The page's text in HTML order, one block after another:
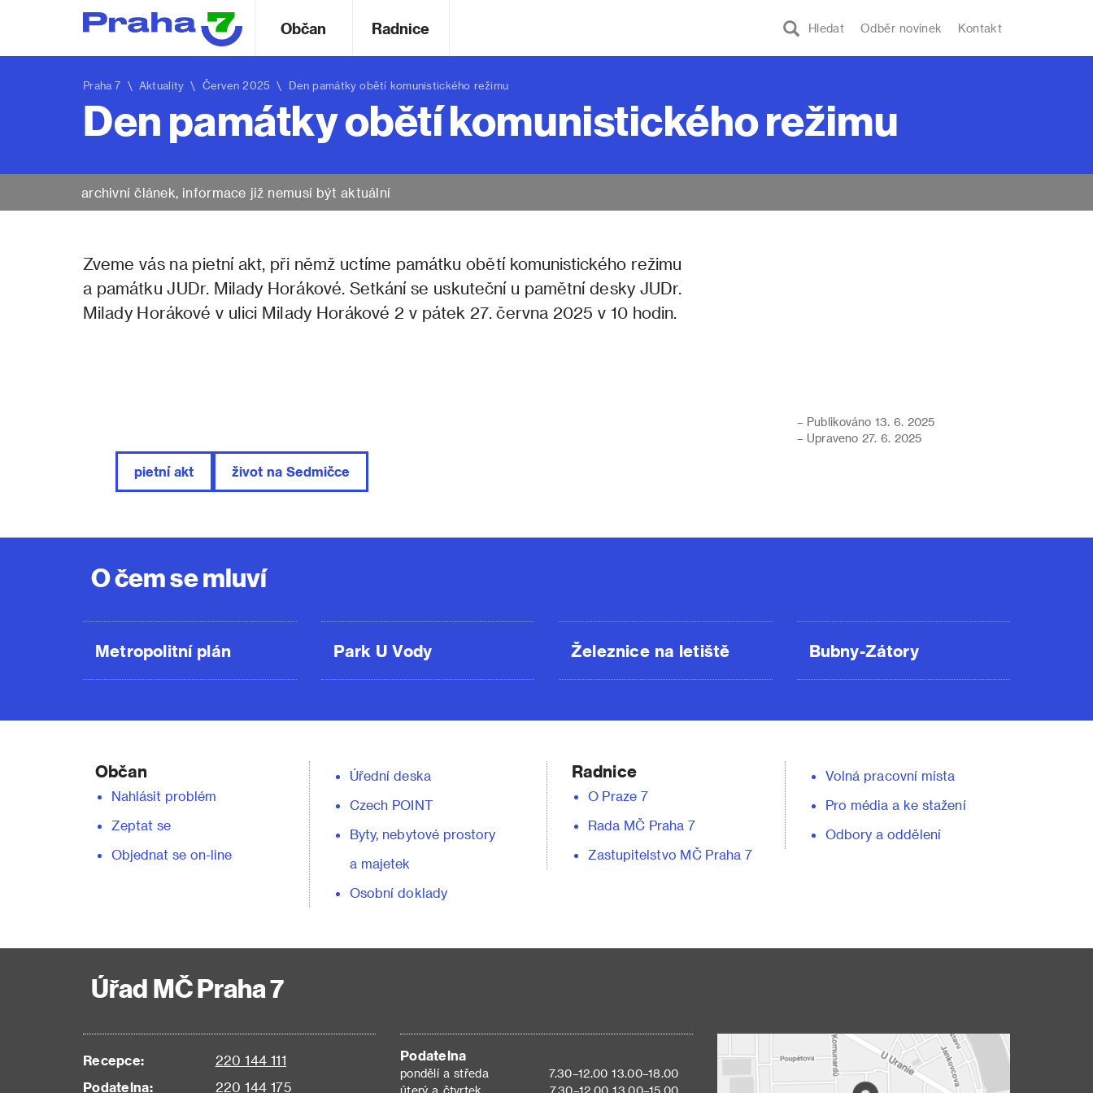
Hledat Odběr novinek Kontakt
Občan Radnice
Praha 7 \ Aktuality \ Červen 2025 \ Den památky obětí komunistického režimu
Den památky obětí komunistického režimu
archivní článek, informace již nemusí být aktuální
Zveme vás na pietní akt, při němž uctíme památku obětí komunistického režimu
a památku JUDr. Milady Horákové. Setkání se uskuteční u pamětní desky JUDr.
Milady Horákové v ulici Milady Horákové 2 v pátek 27. června 2025 v 10 hodin.
pietní akt život na Sedmičce
– Publikováno 13. 6. 2025
– Upraveno 27. 6. 2025
O čem se mluví
Metropolitní plán Park U Vody Železnice na letiště Bubny-Zátory
Občan
Nahlásit problém
Zeptat se
Objednat se on-line
Úřední deska
Czech POINT
Byty, nebytové prostory
a majetek
Osobní doklady
Radnice
O Praze 7
Rada MČ Praha 7
Zastupitelstvo MČ Praha 7
Volná pracovní místa
Pro média a ke stažení
Odbory a oddělení
Úřad MČ Praha 7
Recepce:
220 144 111
Podatelna:
220 144 175
Podatelna
pondělí a středa
7.30–12.00 13.00–18.00
úterý a čtvrtek
7.30–12.00 13.00–15.00